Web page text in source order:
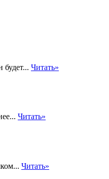
будет... Читать»
Читать»
Читать»